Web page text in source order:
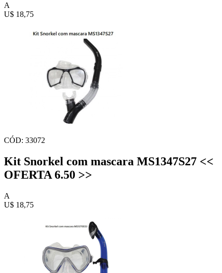
A
U$ 18,75
CÓD: 33072
Kit Snorkel com mascara MS1347S27 <<
OFERTA 6.50 >>
A
U$ 18,75